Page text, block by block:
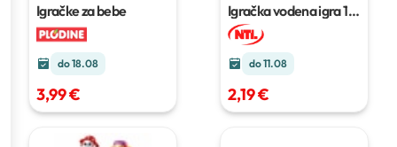
Igračke za bebe
do 18.08
3,99 €
Igračka vodena igra1
kom
do 11.08
2,19 €